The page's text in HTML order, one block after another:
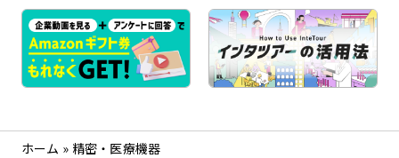
ホーム » 精密・医療機器